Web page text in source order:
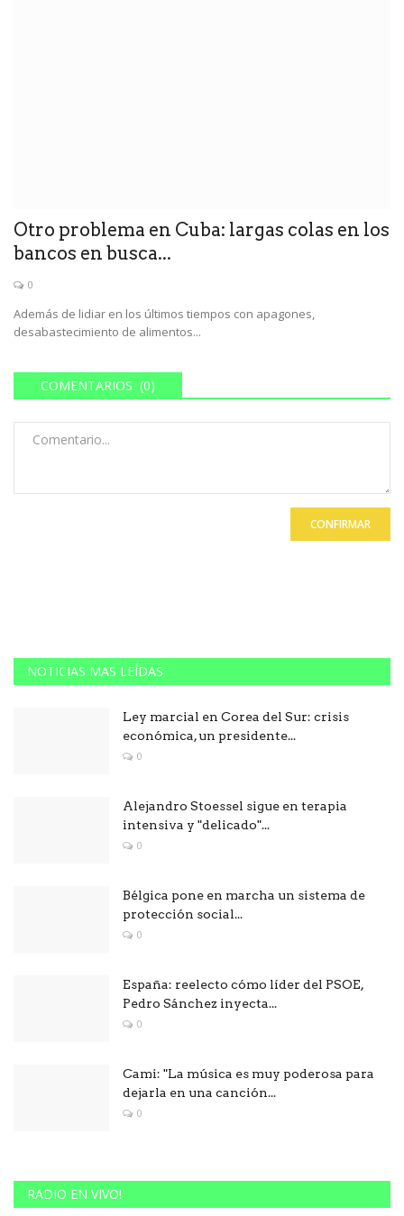
Otro problema en Cuba: largas colas en los
bancos en busca...
0
Además de lidiar en los últimos tiempos con apagones,
desabastecimiento de alimentos...
COMENTARIOS (0)
CONFIRMAR
NOTICIAS MAS LEÍDAS
Ley marcial en Corea del Sur: crisis
económica, un presidente...
0
Alejandro Stoessel sigue en terapia
intensiva y "delicado"...
0
Bélgica pone en marcha un sistema de
protección social...
0
España: reelecto cómo líder del PSOE,
Pedro Sánchez inyecta...
0
Cami: "La música es muy poderosa para
dejarla en una canción...
0
RADIO EN VIVO!